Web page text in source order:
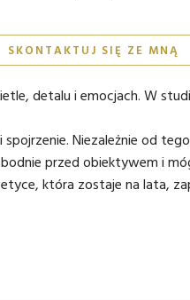
SKONTAKTUJ SIĘ ZE MNĄ
detalu i emocjach. W
Niezależnie od
przed obiektywem i
która zostaje na lata,